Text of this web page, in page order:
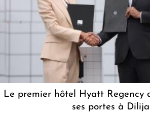
Le premier hôtel Hyatt Regency
ses portes à